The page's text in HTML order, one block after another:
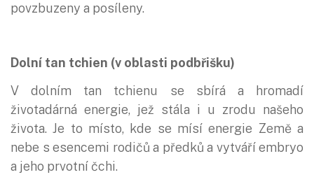
povzbuzeny a posíleny.
Dolní tan tchien (v oblasti podbřišku)
V dolním tan tchienu se sbírá a hromadí
životadárná energie, jež stála i u zrodu našeho
života. Je to místo, kde se mísí energie Země a
nebe s esencemi rodičů a předků a vytváří embryo
a jeho prvotní čchi.